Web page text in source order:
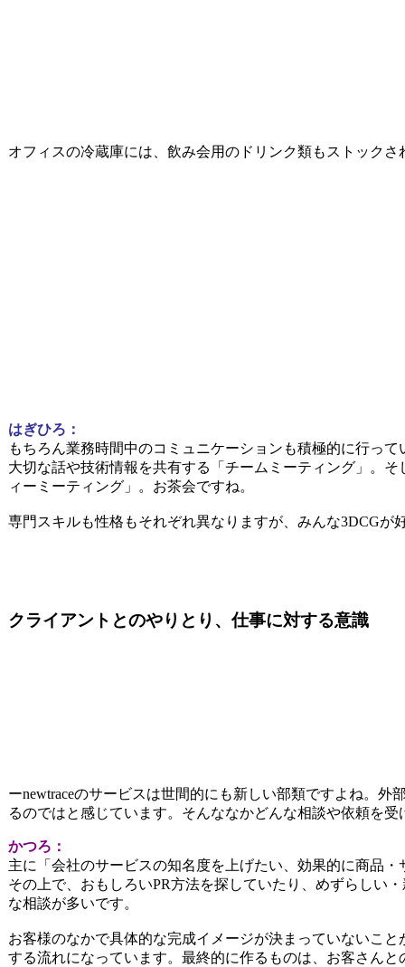
オフィスの冷蔵庫には、飲み会用のドリンク類もストックさ
はぎひろ：
もちろん業務時間中のコミュニケーションも積極的に行って
大切な話や技術情報を共有する「チームミーティング」。
ィーミーティング」。お茶会ですね。
専門スキルも性格もそれぞれ異なりますが、みんな3DCGが
クライアントとのやりとり、仕事に対する意識
ーnewtraceのサービスは世間的にも新しい部類ですよね。外
るのではと感じています。そんななかどんな相談や依頼を受
かつろ：
主に「会社のサービスの知名度を上げたい、効果的に商品
その上で、おもしろいPR方法を探していたり、めずらしい
な相談が多いです。
お客様のなかで具体的な完成イメージが決まっていないこ
する流れになっています。最終的に作るものは、お客さん